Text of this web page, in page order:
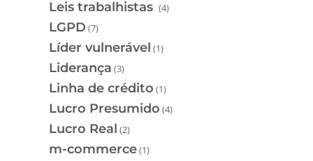
Leis trabalhistas (4)
LGPD (7)
Líder vulnerável (1)
Liderança (3)
Linha de crédito (1)
Lucro Presumido (4)
Lucro Real (2)
m-commerce(1)